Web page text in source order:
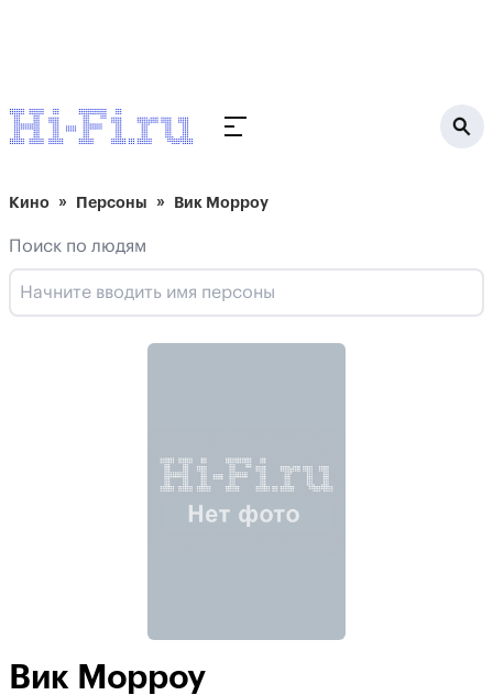
Кино Персоны Вик Морроу
Поиск по людям
Вик Морроу